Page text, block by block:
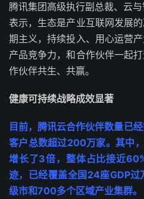
腾讯集团高级执行副总裁、云
表示，生态是产业互联网发展
期主义，持续投入、用心运营
产品竞争力，和合作伙伴一起
作伙伴共生、共赢。
健康可持续战略成效显著
目前，腾讯云合作伙伴数量已
客户总数超过200万家。其中
增长了3倍，整体占比接近
迹，已经覆盖全国24座GDP
级市和700多个区域产业集群。